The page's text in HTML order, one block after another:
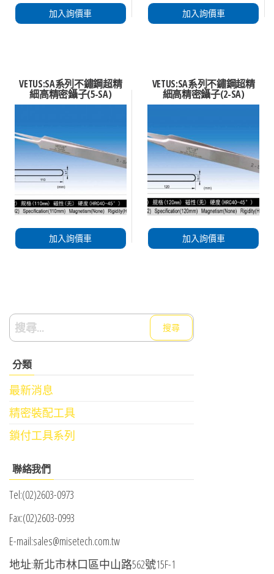
加入詢價車 加入詢價車
VETUS:SA系列不鏽鋼超精
細高精密鑷子(5-SA)
加入詢價車
VETUS:SA系列不鏽鋼超精
細高精密鑷子(2-SA)
加入詢價車
搜
尋
關
鍵
字:
分類
最新消息
精密裝配工具
鎖付工具系列
聯絡我們
Tel:(02)2603-0973
Fax:(02)2603-0993
E-mail:sales@misetech.com.tw
地址:新北市林口區中山路562號15F-1